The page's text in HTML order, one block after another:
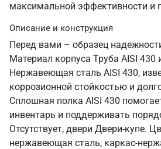
максимальной эффективности и
Описание и конструкция
Перед вами – образец
Материал корпуса Труба AISI
Нержавеющая сталь AISI 430,
коррозионной стойкостью и
Сплошная полка AISI 430
инвентарь и поддерживать
Отсутствует, двери Двери-купе.
нержавеющая сталь, каркас-